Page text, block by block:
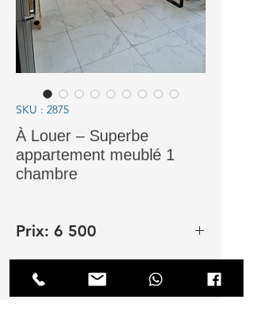
SKU : 2875
À Louer – Superbe
appartement meublé 1
chambre
Prix: 6 500
Surface : 49 m² | Loyer : 6 500
DH/mois syndic inclus 06 21 87 87
40